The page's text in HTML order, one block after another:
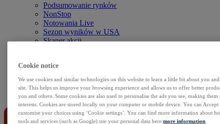
Podsumowanie rynków
NonStop
Notowania Live
Sezon wyników w USA
Skaner akcji
Sentyment Klientów
Rolowania
Kontakt
Cookie notice
We use cookies and similar technologies on this website to learn a little bit about you
site. This helps us improve your browsing experience and allows us to offer better
you and others. Some cookies are also used to personalise the ads you see, making
interests. Cookies are stored locally on your computer or mobile device. You can
customise your choices using ‘Cookie settings’. You can find more information about
tools and services (such as Google) use your personal data here:more information